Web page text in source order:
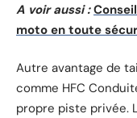
A voir aussi :
moto en toute
Autre avantage de
comme HFC
propre piste privée.